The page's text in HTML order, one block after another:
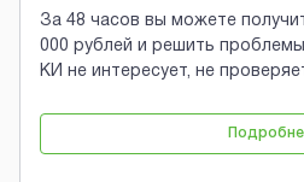
За 48 часов вы можете
000 рублей и решить
КИ не интересует, не